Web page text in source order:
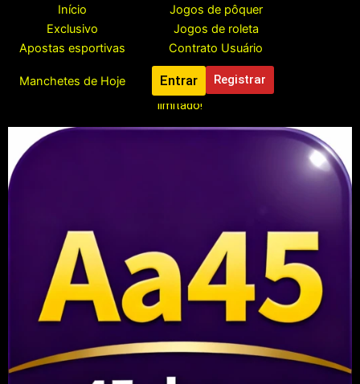
Início
Jogos de pôquer
Exclusivo
Jogos de roleta
Apostas esportivas
Contrato Usuário
Manchetes de Hoje Entrar Registrar
Registre-se para reivindicar seu bônus grátis de R$888, tempo
limitado!